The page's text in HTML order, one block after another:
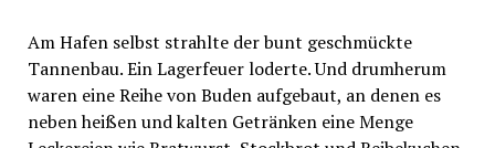
Am Hafen selbst strahlte der bunt geschmückte
Tannenbau. Ein Lagerfeuer loderte. Und drumherum
waren eine Reihe von Buden aufgebaut, an denen es
neben heißen und kalten Getränken eine Menge